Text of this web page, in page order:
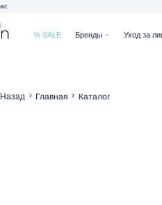
% SALE Бренды Уход за лицом
Назад › Главная › Каталог